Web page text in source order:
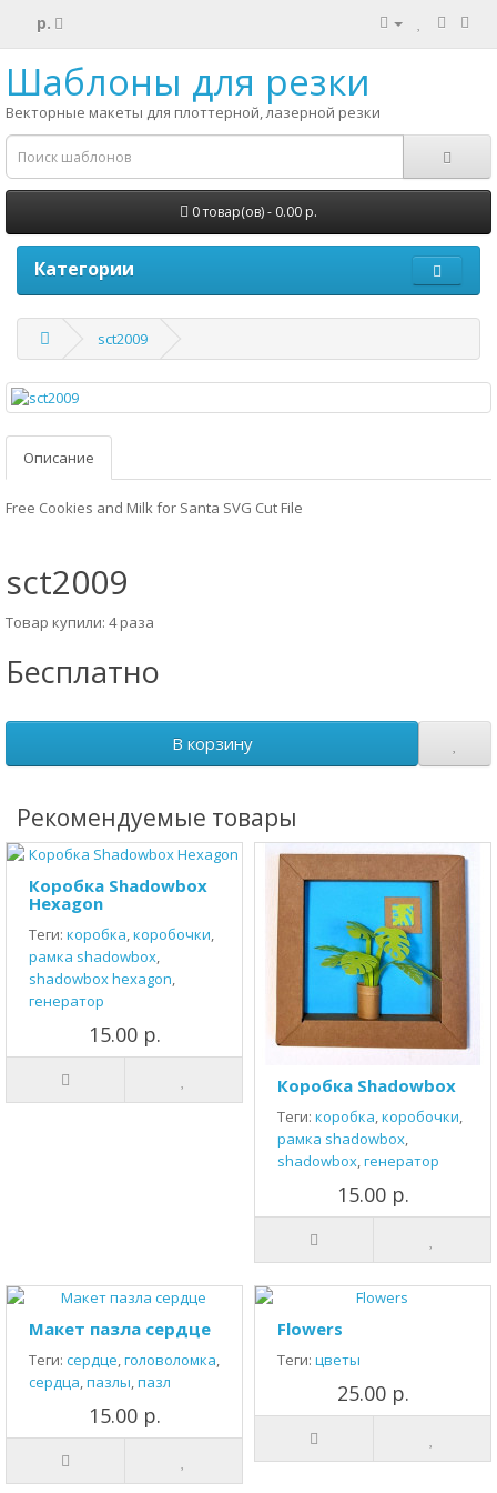
р.
Шаблоны для резки
Векторные макеты для плоттерной, лазерной резки
0 товар(ов) - 0.00 р.
Категории
sct2009
Описание
Free Cookies and Milk for Santa SVG Cut File
sct2009
Товар купили: 4 раза
Бесплатно
В корзину
Рекомендуемые товары
Коробка Shadowbox
Hexagon
Теги: коробка,коробочки,
рамка shadowbox,
shadowbox hexagon,
генератор
15.00 р.
Коробка Shadowbox
Теги: коробка,коробочки,
рамка shadowbox,
shadowbox,генератор
15.00 р.
Макет пазла сердце
Теги: сердце,головоломка,
сердца,пазлы,пазл
15.00 р.
Flowers
Теги: цветы
25.00 р.